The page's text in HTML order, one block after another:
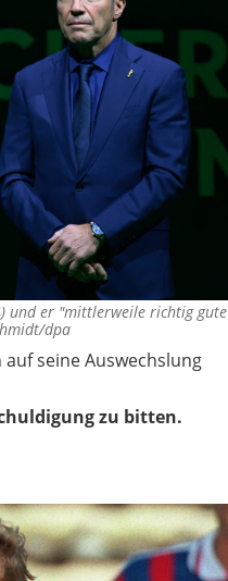
und er "mittlerweile richtig gute
dpa
auf seine Auswechslung
zu bitten.